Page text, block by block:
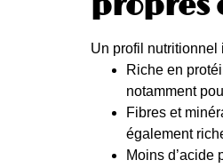
Un profil nutritionnel
Riche en
notamment
Fibres et
également
Moins d’acide